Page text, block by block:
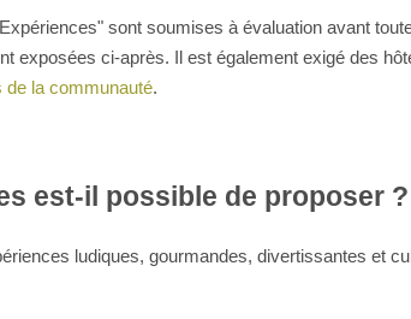
sont soumises à évaluation avant
exposées ci-après. Il est également exigé des
de la communauté.
est-il possible de proposer ?
ludiques, gourmandes, divertissantes et